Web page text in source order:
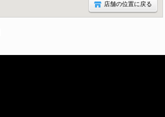
店舗の位置に戻る